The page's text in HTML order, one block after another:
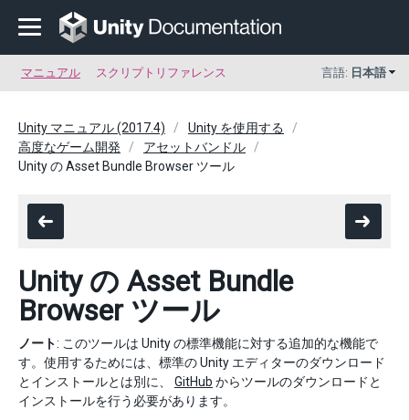
マニュアル スクリプトリファレンス 言語: 日本語
Unity マニュアル (2017.4)
Unity を使用する
高度なゲーム開発
アセットバンドル
Unity の Asset Bundle Browser ツール
Unity の Asset Bundle
Browser ツール
ノート: このツールは Unity の標準機能に対する追加的な機能で
す。使用するためには、標準の Unity エディターのダウンロード
とインストールとは別に、 GitHub からツールのダウンロードと
インストールを行う必要があります。